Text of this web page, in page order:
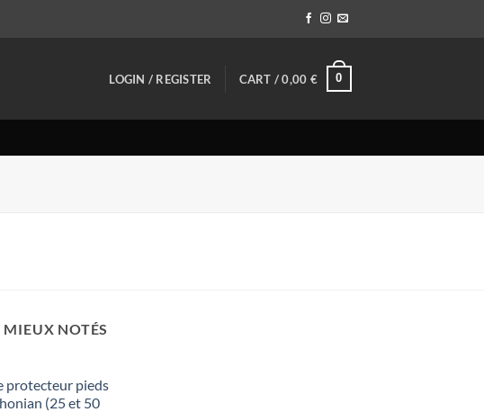
LOGIN / REGISTER CART /0,00 € 0
MIEUX NOTÉS
protecteur pieds
(25 et 50